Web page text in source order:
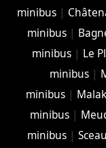
minibus|
minibus |
minibus | Le
minibus|
minibus|
minibus |
minibus|